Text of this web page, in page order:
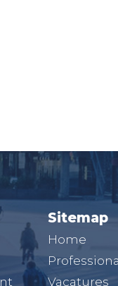
Sitemap
Home
Vacatures